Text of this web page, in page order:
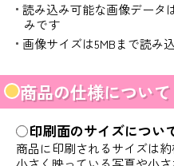
読み込み可能な画像データ
みです
画像サイズは5MBまで読み
商品の仕様について
印刷面のサイズについ
商品に印刷されるサイズは